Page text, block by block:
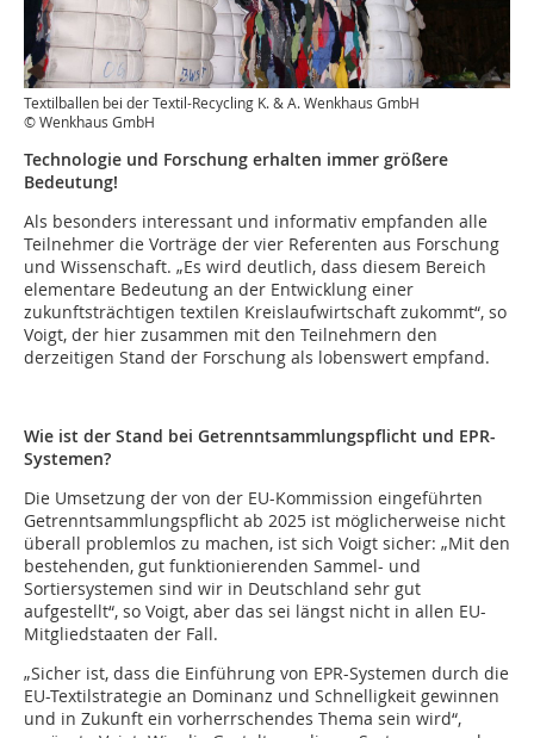
Textilballen bei der Textil-Recycling K. & A. Wenkhaus GmbH
© Wenkhaus GmbH
Technologie und Forschung erhalten immer größere
Bedeutung!
Als besonders interessant und informativ empfanden alle
Teilnehmer die Vorträge der vier Referenten aus Forschung
und Wissenschaft. „Es wird deutlich, dass diesem Bereich
elementare Bedeutung an der Entwicklung einer
zukunftsträchtigen textilen Kreislaufwirtschaft zukommt“, so
Voigt, der hier zusammen mit den Teilnehmern den
derzeitigen Stand der Forschung als lobenswert empfand.
Wie ist der Stand bei Getrenntsammlungspflicht und EPR-
Systemen?
Die Umsetzung der von der EU-Kommission eingeführten
Getrenntsammlungspflicht ab 2025 ist möglicherweise nicht
überall problemlos zu machen, ist sich Voigt sicher: „Mit den
bestehenden, gut funktionierenden Sammel- und
Sortiersystemen sind wir in Deutschland sehr gut
aufgestellt“, so Voigt, aber das sei längst nicht in allen EU-
Mitgliedstaaten der Fall.
„Sicher ist, dass die Einführung von EPR-Systemen durch die
EU-Textilstrategie an Dominanz und Schnelligkeit gewinnen
und in Zukunft ein vorherrschendes Thema sein wird“,